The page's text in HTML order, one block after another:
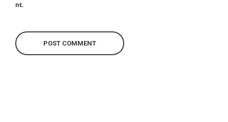
nt.